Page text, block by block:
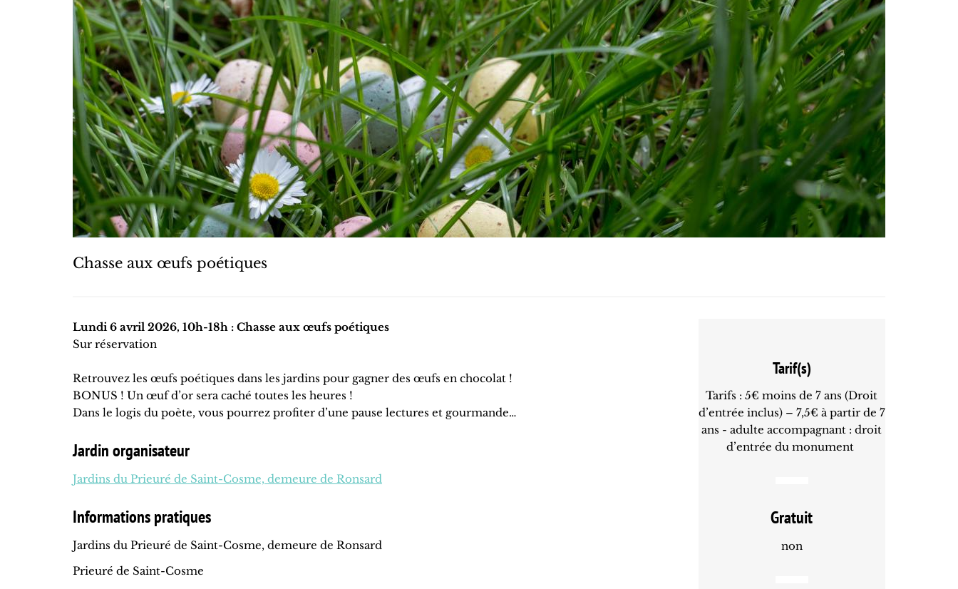
Chasse aux œufs poétiques
Lundi 6 avril 2026, 10h-18h : Chasse aux œufs poétiques
Sur réservation
Retrouvez les œufs poétiques dans les jardins pour gagner des œufs en chocolat !
BONUS ! Un œuf d’or sera caché toutes les heures !
Dans le logis du poète, vous pourrez profiter d’une pause lectures et gourmande…
Jardin organisateur
Jardins du Prieuré de Saint-Cosme, demeure de Ronsard
Informations pratiques
Jardins du Prieuré de Saint-Cosme, demeure de Ronsard
Prieuré de Saint-Cosme
Tarif(s)
Tarifs : 5€ moins de 7 ans (Droit
d’entrée inclus) – 7,5€ à partir de 7
ans - adulte accompagnant : droit
d’entrée du monument
Gratuit
non